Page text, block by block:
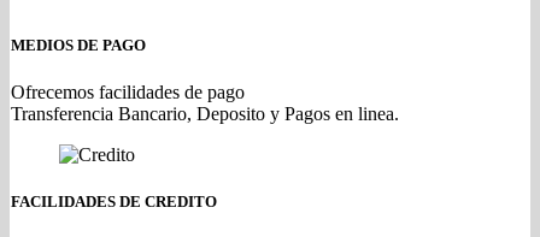
MEDIOS DE PAGO
Ofrecemos facilidades de pago
Transferencia Bancario, Deposito y Pagos en linea.
FACILIDADES DE CREDITO